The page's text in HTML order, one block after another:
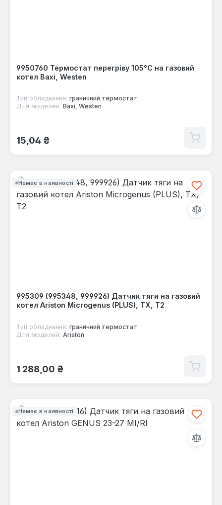
9950760 Термостат перегріву 105°C на газовий
котел Baxi, Westen
Тип обладнання: граничний термостат
Для моделей: Baxi, Westen
Звичайна ціна:
15,04 ₴
Немає в наявності
995309 (995348, 999926) Датчик тяги на газовий
котел Ariston Microgenus (PLUS), TX, T2
Тип обладнання: граничний термостат
Для моделей: Ariston
Звичайна ціна:
1 288,00 ₴
Немає в наявності